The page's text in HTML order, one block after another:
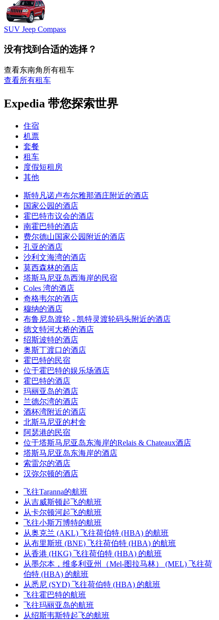
SUV Jeep Compass
没有找到合适的选择？
查看东南角所有租车
查看所有租车
Expedia 带您探索世界
住宿
机票
套餐
租车
度假短租房
其他
斯特凡诺卢布尔雅那酒庄附近的酒店
国家公园的酒店
霍巴特市议会的酒店
南霍巴特的酒店
费尔德山国家公园附近的酒店
孔亚的酒店
沙利文海湾的酒店
莫西森林的酒店
塔斯马尼亚岛西海岸的民宿
Coles 湾的酒店
奇格韦尔的酒店
穆纳的酒店
布鲁尼岛渡轮 - 凯特灵渡轮码头附近的酒店
德文特河大桥的酒店
绍斯波特的酒店
奥斯丁渡口的酒店
霍巴特的民宿
位于霍巴特的娱乐场酒店
霍巴特的酒店
玛丽亚岛的酒店
兰德尔湾的酒店
酒杯湾附近的酒店
北斯马尼亚的村舍
阿瑟港的民宿
位于塔斯马尼亚岛东海岸的Relais & Chateaux酒店
塔斯马尼亚岛东海岸的酒店
索雷尔的酒店
汉弥尔顿的酒店
飞往Taranna的航班
从吉威斯顿起飞的航班
从卡尔顿河起飞的航班
飞往小斯万博特的航班
从奥克兰 (AKL) 飞往荷伯特 (HBA) 的航班
从布里斯班 (BNE) 飞往荷伯特 (HBA) 的航班
从香港 (HKG) 飞往荷伯特 (HBA) 的航班
从墨尔本，维多利亚州（Mel-图拉马林） (MEL) 飞往荷
伯特 (HBA) 的航班
从悉尼 (SYD) 飞往荷伯特 (HBA) 的航班
飞往霍巴特的航班
飞往玛丽亚岛的航班
从绍斯韦斯特起飞的航班